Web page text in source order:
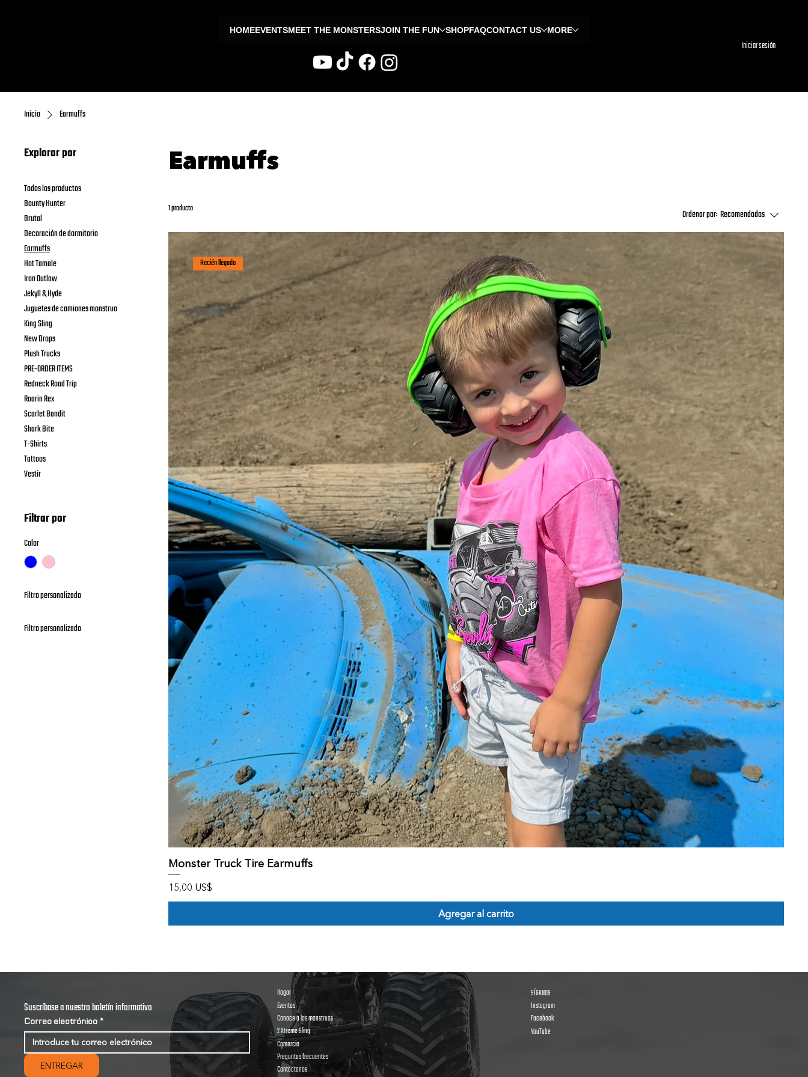
HOMEEVENTSMEET THE MONSTERSJOIN THE FUN SHOPFAQCONTACT US MORE
Iniciar sesión
Inicio Earmuffs
Explorar por
Todos los productos
Bounty Hunter
Brutal
Decoración de dormitorio
Earmuffs
Hot Tamale
Iron Outlaw
Jekyll & Hyde
Juguetes de camiones monstruo
King Sling
New Drops
Plush Trucks
PRE-ORDER ITEMS
Redneck Road Trip
Roarin Rex
Scarlet Bandit
Shark Bite
T-Shirts
Tattoos
Vestir
Filtrar por
Color
Filtro personalizado
Filtro personalizado
Earmuffs
1 producto Ordenar por:Recomendados
Recién llegado
Monster Truck Tire Earmuffs
Precio
15,00 US$
Agregar al carrito
Suscríbase a nuestro boletín informativo
Correo electrónico *
ENTREGAR
SÍGANOS
Instagram
Facebook
YouTube
Hogar
Eventos
Conoce a los monstruos
2 Xtreme Sling
Comercio
Preguntas frecuentes
Contáctanos